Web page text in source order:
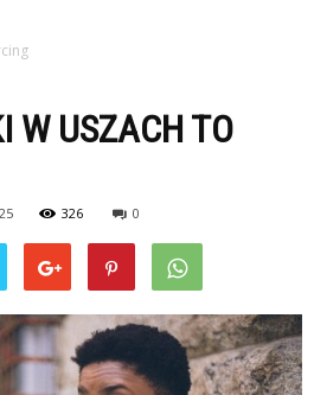
W USZACH TO
326 0